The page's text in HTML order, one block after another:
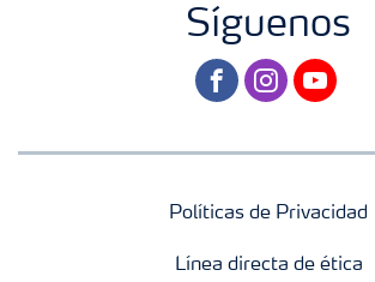
Síguenos
facebookinstagram
youtube
Políticas de Privacidad
Línea directa de ética